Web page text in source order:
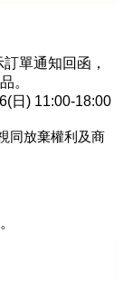
單通知回函，
。
日) 11:00-18:00
同放棄權利及商